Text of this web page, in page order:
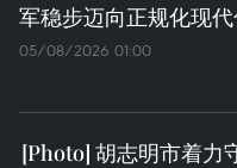
军稳步迈向正规化现
05/08/2026 01:00
胡志明市着力